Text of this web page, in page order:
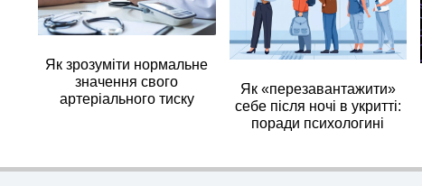
Як зрозуміти нормальне
значення свого
артеріального тиску
Як «перезавантажити»
себе після ночі в укритті:
поради психологині